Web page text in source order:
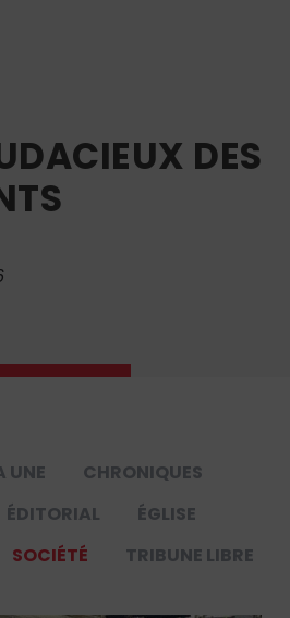
DES
UNE
CHRONIQUES
ÉDITORIAL
ÉGLISE
SOCIÉTÉ TRIBUNE LIBRE